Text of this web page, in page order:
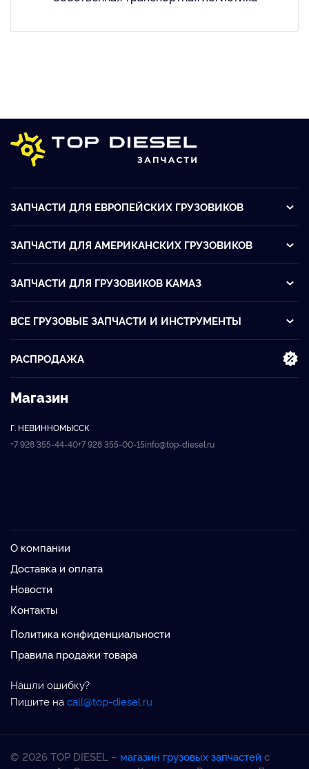
ЗАПЧАСТИ ДЛЯ ЕВРОПЕЙСКИХ ГРУЗОВИКОВ
ЗАПЧАСТИ ДЛЯ АМЕРИКАНСКИХ ГРУЗОВИКОВ
ЗАПЧАСТИ ДЛЯ ГРУЗОВИКОВ KАМАЗ
ВСЕ ГРУЗОВЫЕ ЗАПЧАСТИ И ИНСТРУМЕНТЫ
РАСПРОДАЖА
Магазин
Г. НЕВИННОМЫССК
+7 928 355-44-40+7 928 355-00-15info@top-diesel.ru
О компании
Доставка и оплата
Новости
Контакты
Политика конфиденциальности
Правила продажи товара
Нашли ошибку?
Пишите наcall@top-diesel.ru
© 2026 TOP DIESEL – магазин грузовых запчастей с